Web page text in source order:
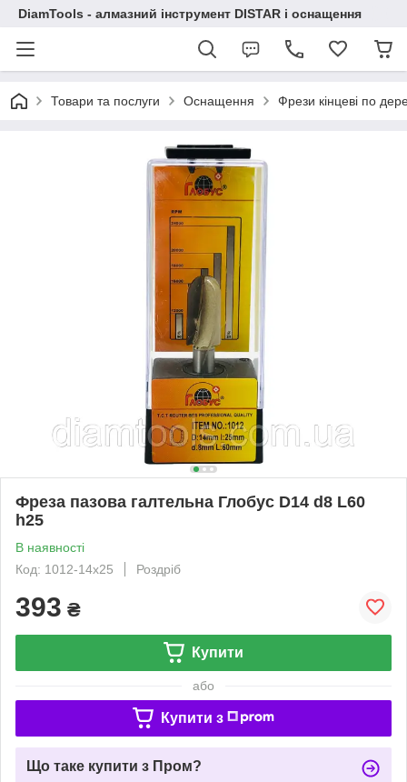
DiamTools - алмазний інструмент DISTAR і оснащення
Товари та послуги Оснащення Фрези кінцеві по
Фреза пазова галтельна Глобус D14 d8 L60
h25
В наявності
Код: 1012-14x25
Роздріб
393 ₴
Купити
або
Купити з
Що таке купити з Пром?